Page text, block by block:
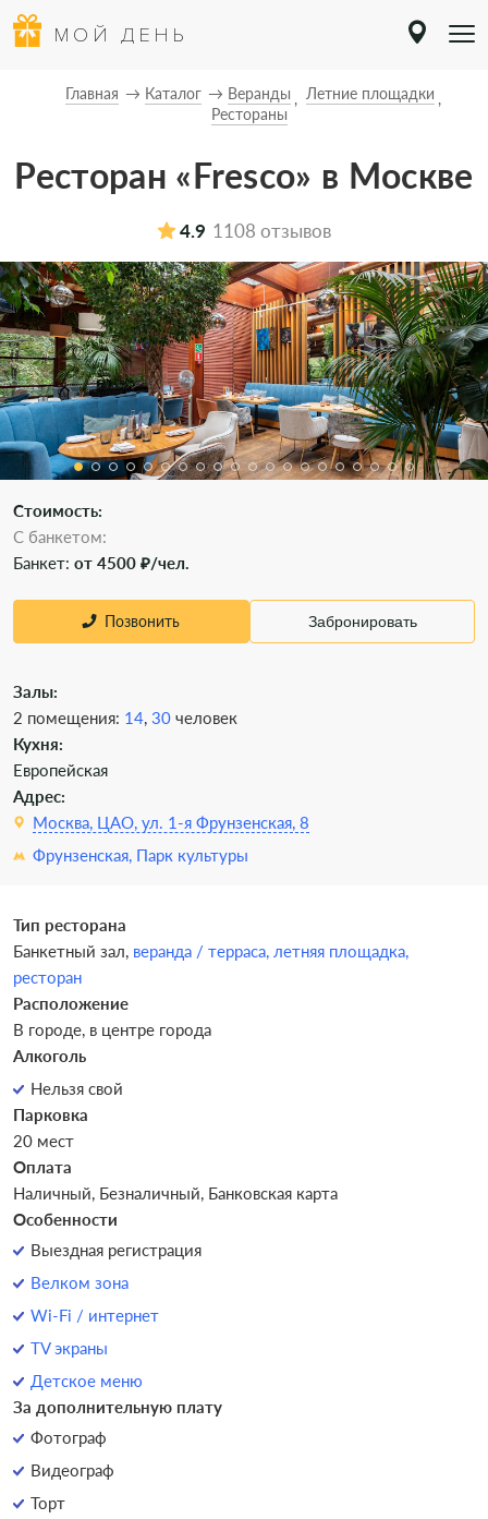
МОЙ ДЕНЬ
Главная Каталог Веранды
Летние площадки
Рестораны
Ресторан «Fresco» в Москве
4.9 1108 отзывов
Стоимость:
С банкетом:
Банкет: от 4500 ₽/чел.
Позвонить Забронировать
Залы:
2 помещения: 14, 30 человек
Кухня:
Европейская
Адрес:
Москва, ЦАО, ул. 1-я Фрунзенская, 8
Фрунзенская, Парк культуры
Тип ресторана
Банкетный зал, веранда / терраса, летняя площадка,
ресторан
Расположение
В городе, в центре города
Алкоголь
Нельзя свой
Парковка
20 мест
Оплата
Наличный, Безналичный, Банковская карта
Особенности
Выездная регистрация
Велком зона
Wi-Fi / интернет
TV экраны
Детское меню
За дополнительную плату
Фотограф
Видеограф
Торт